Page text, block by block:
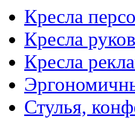
Кресла
Кресла
Кресла
Стулья,